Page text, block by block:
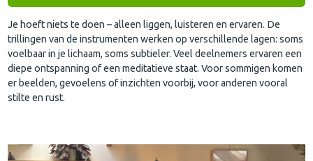
Je hoeft niets te doen – alleen liggen, luisteren en ervaren. De
trillingen van de instrumenten werken op verschillende lagen: soms
voelbaar in je lichaam, soms subtieler. Veel deelnemers ervaren een
diepe ontspanning of een meditatieve staat. Voor sommigen komen
er beelden, gevoelens of inzichten voorbij, voor anderen vooral
stilte en rust.